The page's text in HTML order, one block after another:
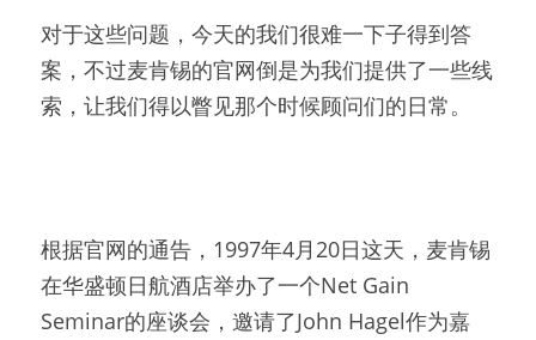
对于这些问题，今天的我们很难一下子得到答
案，不过麦肯锡的官网倒是为我们提供了一些线
索，让我们得以瞥见那个时候顾问们的日常。
根据官网的通告，1997年4月20日这天，麦肯锡
在华盛顿日航酒店举办了一个Net Gain
Seminar的座谈会，邀请了John Hagel作为嘉